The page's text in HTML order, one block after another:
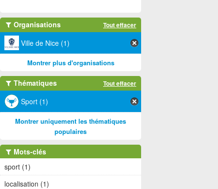
Organisations Tout effacer
Ville de Nice (1)
Montrer plus d'organisations
Thématiques Tout effacer
Sport (1)
Montrer uniquement les thématiques
populaires
Mots-clés
sport (1)
localisation (1)